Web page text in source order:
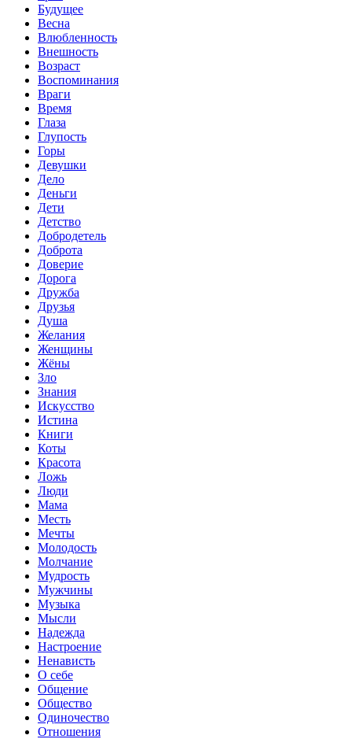
Будущее
Весна
Влюбленность
Внешность
Возраст
Воспоминания
Враги
Время
Глаза
Глупость
Горы
Девушки
Дело
Деньги
Дети
Детство
Добродетель
Доброта
Доверие
Дорога
Дружба
Друзья
Душа
Желания
Женщины
Жёны
Зло
Знания
Искусство
Истина
Книги
Коты
Красота
Ложь
Люди
Мама
Месть
Мечты
Молодость
Молчание
Мудрость
Мужчины
Музыка
Мысли
Надежда
Настроение
Ненависть
О себе
Общение
Общество
Одиночество
Отношения